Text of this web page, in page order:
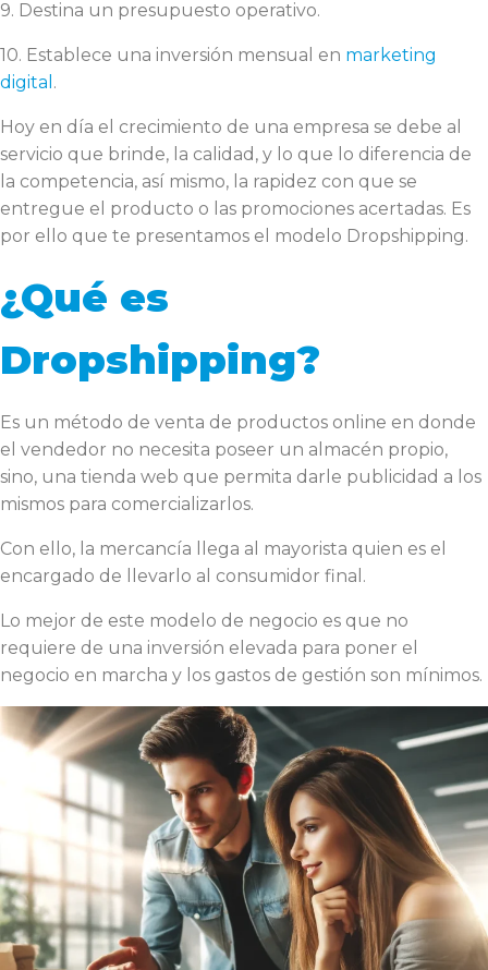
9. Destina un presupuesto operativo.
10. Establece una inversión mensual en marketing
digital .
Hoy en día el crecimiento de una empresa se debe al
servicio que brinde, la calidad, y lo que lo diferencia de
la competencia, así mismo, la rapidez con que se
entregue el producto o las promociones acertadas. Es
por ello que te presentamos el modelo Dropshipping.
¿Qué es
Dropshipping?
Es un método de venta de productos online en donde
el vendedor no necesita poseer un almacén propio,
sino, una tienda web que permita darle publicidad a los
mismos para comercializarlos.
Con ello, la mercancía llega al mayorista quien es el
encargado de llevarlo al consumidor final.
Lo mejor de este modelo de negocio es que no
requiere de una inversión elevada para poner el
negocio en marcha y los gastos de gestión son mínimos.